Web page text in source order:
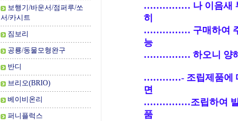
보행기/바운서/점퍼루/쏘
서/카시트
짐보리
공룡/동물모형완구
반디
브리오(BRIO)
베이비온리
퍼니플럭스
…………… 나 이음새 부
히
…………… 구매하여 주
능
…………… 하오니 양해
…………- 조립제품에 대
면
……………조립하여 발송
품